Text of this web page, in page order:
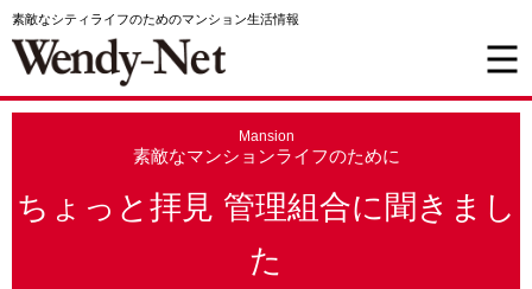
素敵なシティライフのためのマンション生活情報
Mansion
素敵なマンションライフのために
ちょっと拝見 管理組合に聞きまし
た